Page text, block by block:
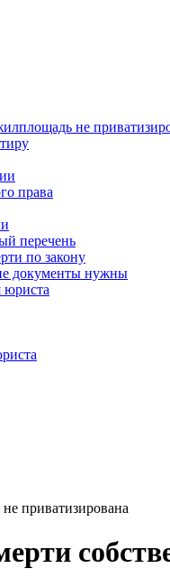
не
права
перечень
по закону
документы нужны
юриста
приватизирована